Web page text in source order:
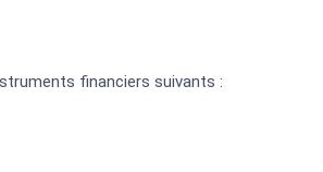
financiers suivants :